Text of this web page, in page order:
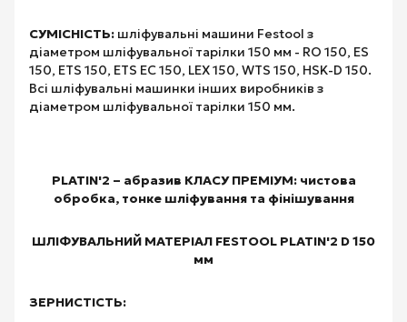
СУМІСНІСТЬ: шліфувальні машини Festool з
діаметром шліфувальної тарілки 150 мм - RO 150, ES
150, ETS 150, ETS EC 150, LEX 150, WTS 150, HSK-D 150.
Всі шліфувальні машинки інших виробників з
діаметром шліфувальної тарілки 150 мм.
PLATIN'2 – абразив КЛАСУ ПРЕМІУМ: чистова
обробка, тонке шліфування та фінішування
ШЛІФУВАЛЬНИЙ МАТЕРІАЛ FESTOOL PLATIN'2 D 150
мм
ЗЕРНИСТІСТЬ: